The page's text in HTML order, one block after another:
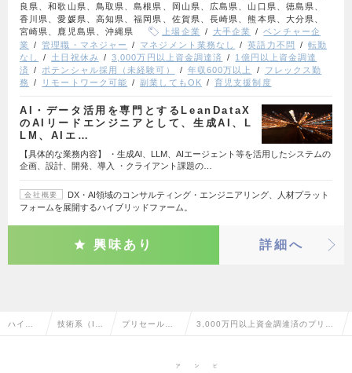
良県、和歌山県、鳥取県、島根県、岡山県、広島県、山口県、徳島県、
香川県、愛媛県、高知県、福岡県、佐賀県、長崎県、熊本県、大分県、
宮崎県、鹿児島県、沖縄県
上場企業 大手企業
ベンチャー企
業
管理職・マネジャー マネジメント業務なし 英語力不問
転勤
なし
土日祝休み 3,000万円以上資金調達済
1億円以上資金調達
済
ポテンシャル採用（未経験可） 年収600万以上
フレックス勤
務
リモートワーク可能 副業してもOK 育児支援制度
AI・データ活用を専門とするLeanDataX
のAIリードエンジニアとして、生成AI、L
LM、AIエ…
【具体的な業務内容】 ・生成AI、LLM、AIエージェント等を活用したシステムの
企画、設計、開発、導入 ・クライアント課題の…
会社概要
DX・AI領域のコンサルティング・エンジニアリング、人材プラット
フォームを展開するハイブリッドファーム。
興味あり 詳細へ
ハイク 技術系（I プリセール 3,000万円以上資金調達済のプリセ